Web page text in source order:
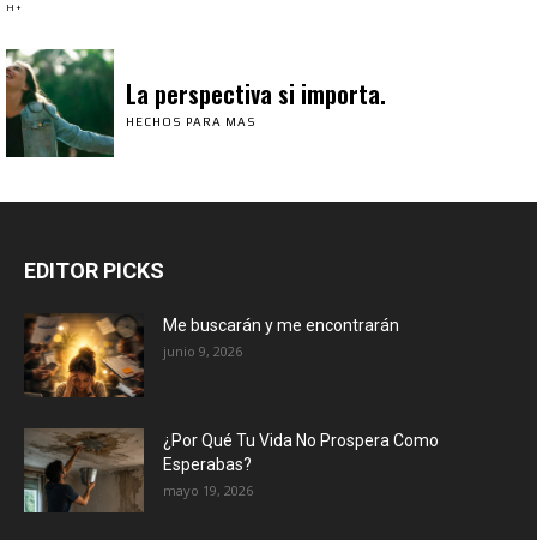
H+
La perspectiva si importa.
HECHOS PARA MAS
EDITOR PICKS
Me buscarán y me encontrarán
junio 9, 2026
¿Por Qué Tu Vida No Prospera Como
Esperabas?
mayo 19, 2026